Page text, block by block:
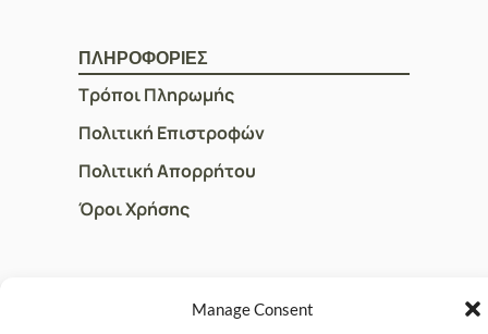
Manage Consent
ΠΛΗΡΟΦΟΡΙΕΣ
Τρόποι Πληρωμής
Πολιτική Επιστροφών
Πολιτική Απορρήτου
Όροι Χρήσης
Ο Λογαριασμός μου